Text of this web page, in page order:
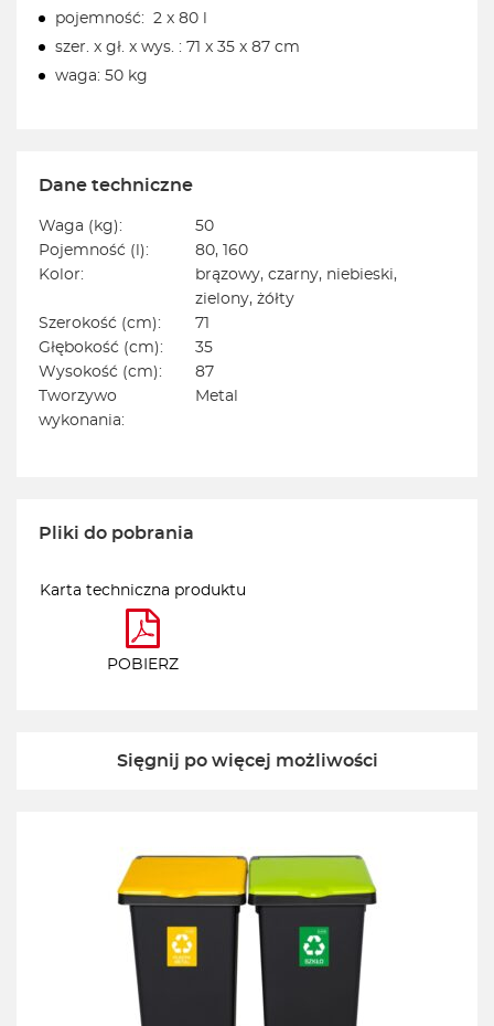
pojemność: 2 x 80 l
szer. x gł. x wys. : 71 x 35 x 87 cm
waga: 50 kg
Dane techniczne
Waga (kg):
50
Pojemność (l):
80, 160
Kolor:
brązowy, czarny, niebieski,
zielony, żółty
Szerokość (cm):
71
Głębokość (cm):
35
Wysokość (cm):
87
Tworzywo
wykonania:
Metal
Pliki do pobrania
Karta techniczna produktu
POBIERZ
Sięgnij po więcej możliwości